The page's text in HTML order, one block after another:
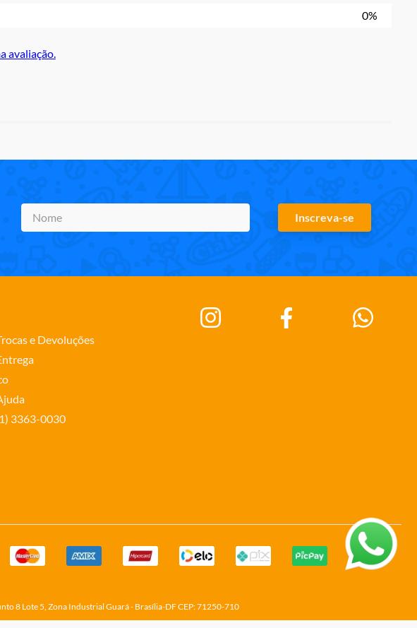
0%
avaliação.
Inscreva-se
e Devoluções
3363-0030
8 Lote 5, Zona Industrial Guará - Brasília-DF CEP: 71250-710